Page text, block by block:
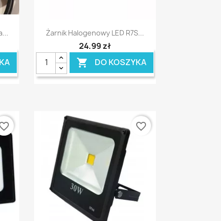
Szybki podgląd
Żarnik Halogenowy LED R7S...
24,99 zł
 DO KOSZYKA
favorite_border